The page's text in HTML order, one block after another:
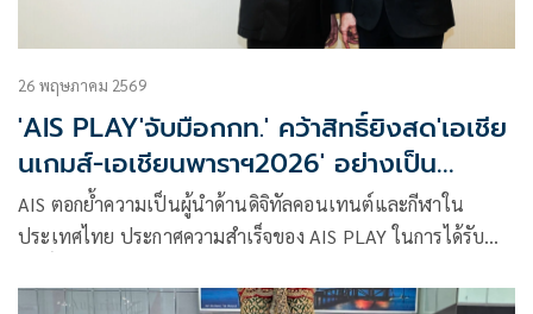
26 พฤษภาคม 2569
'AIS PLAY'จับมือกกท.' คว้าสิทธิ์ยิงสด'เอเชีย
นเกมส์-เอเชียนพาราฯ2026' อย่างเป็น
ทางการ
AIS ตอกย้ำความเป็นผู้นำด้านดิจิทัลคอนเทนต์และกีฬาใน
ประเทศไทย ประกาศความสำเร็จของ AIS PLAY ในการได้รับ
Aichi–Nagoya 2026” ครั้งที่ 20 และเอเชียนพาราเกมส์ 2026